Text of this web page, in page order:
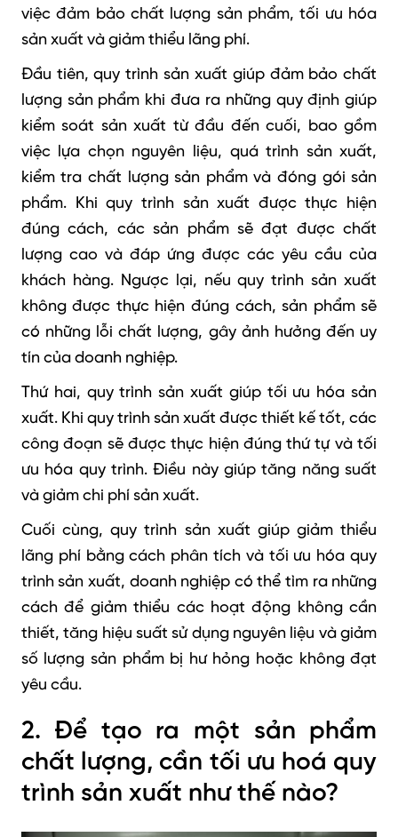
việc đảm bảo chất lượng sản phẩm, tối ưu hóa
sản xuất và giảm thiểu lãng phí.
Đầu tiên, quy trình sản xuất giúp đảm bảo chất
lượng sản phẩm khi đưa ra những quy định giúp
kiểm soát sản xuất từ đầu đến cuối, bao gồm
việc lựa chọn nguyên liệu, quá trình sản xuất,
kiểm tra chất lượng sản phẩm và đóng gói sản
phẩm. Khi quy trình sản xuất được thực hiện
đúng cách, các sản phẩm sẽ đạt được chất
lượng cao và đáp ứng được các yêu cầu của
khách hàng. Ngược lại, nếu quy trình sản xuất
không được thực hiện đúng cách, sản phẩm sẽ
có những lỗi chất lượng, gây ảnh hưởng đến uy
tín của doanh nghiệp.
Thứ hai, quy trình sản xuất giúp tối ưu hóa sản
xuất. Khi quy trình sản xuất được thiết kế tốt, các
công đoạn sẽ được thực hiện đúng thứ tự và tối
ưu hóa quy trình. Điều này giúp tăng năng suất
và giảm chi phí sản xuất.
Cuối cùng, quy trình sản xuất giúp giảm thiểu
lãng phí bằng cách phân tích và tối ưu hóa quy
trình sản xuất, doanh nghiệp có thể tìm ra những
cách để giảm thiểu các hoạt động không cần
thiết, tăng hiệu suất sử dụng nguyên liệu và giảm
số lượng sản phẩm bị hư hỏng hoặc không đạt
yêu cầu.
2. Để tạo ra một sản phẩm
chất lượng, cần tối ưu hoá quy
trình sản xuất như thế nào?